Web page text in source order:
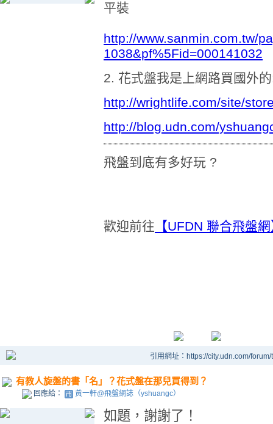
平裝
http://www.sanmin.com.tw/
1038&pf%5Fid=000141032
2. 花式盤我是上網路買國外
http://wrightlife.com/site/
http://blog.udn.com/
飛盤到底有多好玩 ?
歡迎前往 【UFDN 聯合飛盤
引用網址：https://city.udn.com/
有教人旋盤的書「名」？花式盤在那兒買得到？
回應給： 黃一軒@飛盤網誌（yshuangc）
如題，謝謝了！